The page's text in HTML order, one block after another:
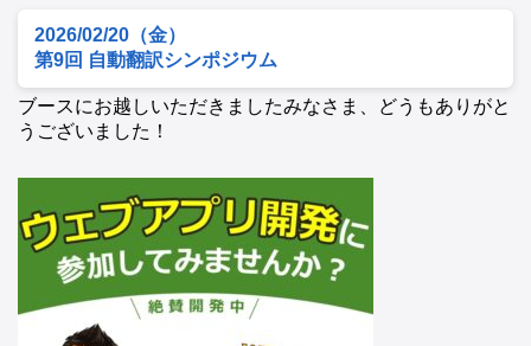
2026/02/20（金）
第9回 自動翻訳シンポジウム
ブースにお越しいただきましたみなさま、どうもありがと
うございました！